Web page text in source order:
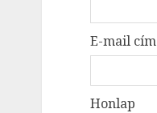
E-mail cím
Honlap